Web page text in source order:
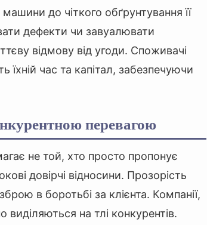
машини до чіткого обґрунтування її
дефекти чи завуалювати
відмову від угоди. Споживачі
їхній час та капітал, забезпечуючи
перевагою
не той, хто просто пропонує
довірчі відносини. Прозорість
в боротьбі за клієнта. Компанії,
виділяються на тлі конкурентів.